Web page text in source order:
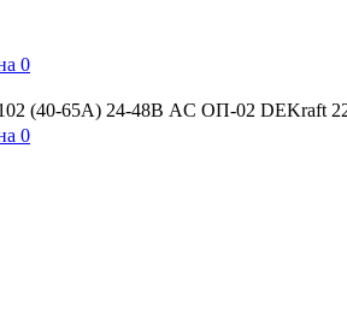
0
(40-65А) 24-48В AC ОП-02 DEKraft
0